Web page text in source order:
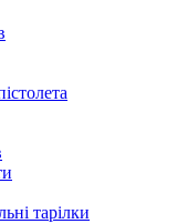
тарілки